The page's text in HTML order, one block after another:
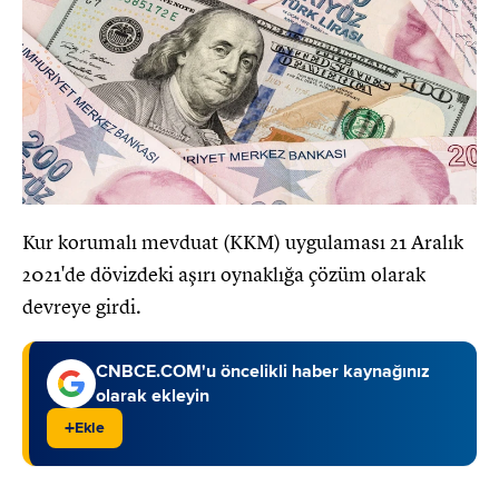
Kur korumalı mevduat (KKM) uygulaması 21 Aralık
2021'de dövizdeki aşırı oynaklığa çözüm olarak
devreye girdi.
CNBCE.COM'u öncelikli haber kaynağınız
olarak ekleyin
+Ekle